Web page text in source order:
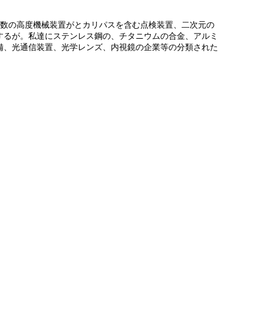
の高度機械装置がとカリパスを含む点検装置、二次元の
が。私達にステンレス鋼の、チタニウムの合金、アルミ
光通信装置、光学レンズ、内視鏡の企業等の分類された